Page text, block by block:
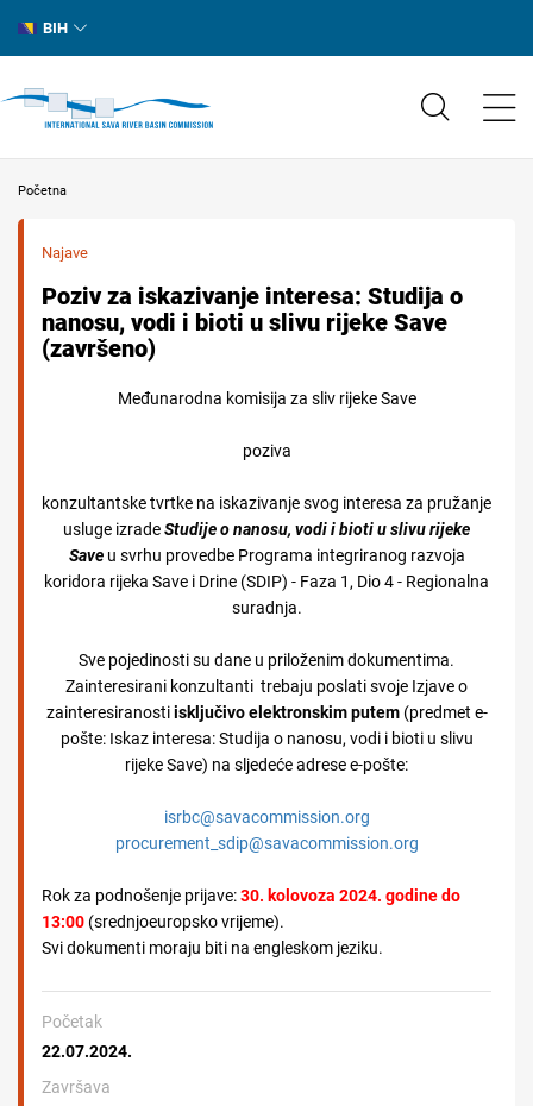
BIH
Početna
Najave
Poziv za iskazivanje interesa: Studija o
nanosu, vodi i bioti u slivu rijeke Save
(završeno)
Međunarodna komisija za sliv rijeke Save
poziva
konzultantske tvrtke na iskazivanje svog interesa za pružanje
usluge izradeStudije o nanosu, vodi i bioti u slivu rijeke
Saveu svrhu provedbe Programa integriranog razvoja
koridora rijeka Save i Drine (SDIP) - Faza 1, Dio 4 - Regionalna
suradnja.
Sve pojedinosti su dane u priloženim dokumentima.
Zainteresirani konzultanti trebaju poslati svoje Izjave o
zainteresiranostiisključivo elektronskim putem(predmet e-
pošte: Iskaz interesa: Studija o nanosu, vodi i bioti u slivu
rijeke Save) na sljedeće adrese e-pošte:
isrbc@savacommission.org
procurement_sdip@savacommission.org
Rok za podnošenje prijave:30. kolovoza 2024. godine do
13:00 (srednjoeuropsko vrijeme).
Svi dokumenti moraju biti na engleskom jeziku.
Početak
22.07.2024.
Završava